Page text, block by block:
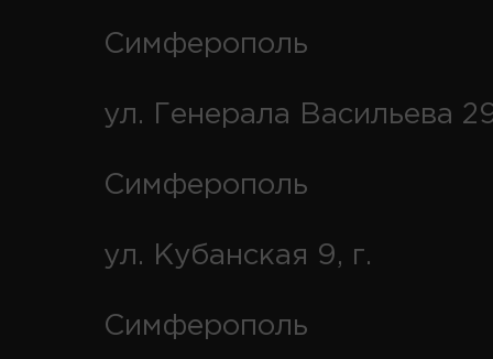
Симферополь
ул. Генерала Васильева
Симферополь
ул. Кубанская 9, г.
Симферополь